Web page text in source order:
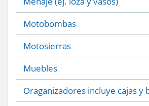
Motobombas
Motosierras
Muebles
Oraganizadores incluye cajas y